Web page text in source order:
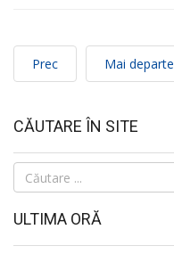
Prec Mai departe
CĂUTARE ÎN SITE
Căutare
...
ULTIMA ORĂ